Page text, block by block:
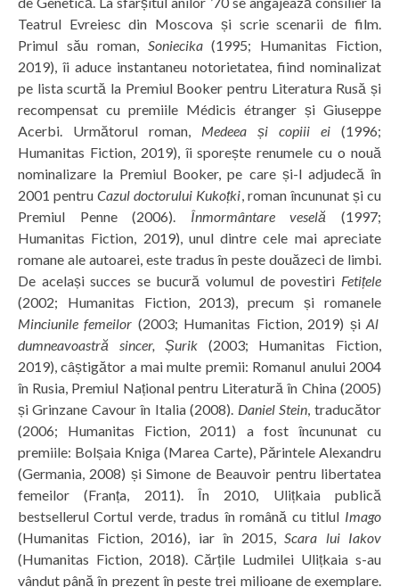
Teatrul Evreiesc din Moscova și scrie scenarii de film.
Primul său roman,Soniecika(1995; Humanitas Fiction,
2019), îi aduce instantaneu notorietatea, fiind nominalizat
pe lista scurtă la Premiul Booker pentru Literatura Rusă și
recompensat cu premiile Médicis étranger și Giuseppe
Acerbi. Următorul roman, Medeea și copiii ei (1996;
Humanitas Fiction, 2019), îi sporește renumele cu o nouă
nominalizare la Premiul Booker, pe care și-l adjudecă în
2001 pentruCazul doctorului Kukoțki, roman încununat și cu
Premiul Penne (2006). Înmormântare veselă (1997;
Humanitas Fiction, 2019), unul dintre cele mai apreciate
romane ale autoarei, este tradus în peste douăzeci de limbi.
De același succes se bucură volumul de povestiri Fetițele
(2002; Humanitas Fiction, 2013), precum și romanele
Minciunile femeilor (2003; Humanitas Fiction, 2019) șiAl
dumneavoastră sincer, Șurik (2003; Humanitas Fiction,
2019), câștigător a mai multe premii: Romanul anului 2004
în Rusia, Premiul Național pentru Literatură în China (2005)
și Grinzane Cavour în Italia (2008). Daniel Stein, traducător
(2006; Humanitas Fiction, 2011) a fost încununat cu
premiile: Bolșaia Kniga (Marea Carte), Părintele Alexandru
(Germania, 2008) și Simone de Beauvoir pentru libertatea
femeilor (Franța, 2011). În 2010, Ulițkaia publică
bestsellerul Cortul verde, tradus în română cu titlul Imago
(Humanitas Fiction, 2016), iar în 2015, Scara lui Iakov
(Humanitas Fiction, 2018). Cărțile Ludmilei Ulițkaia s-au
vândut până în pre­zent în peste trei milioane de exemplare.